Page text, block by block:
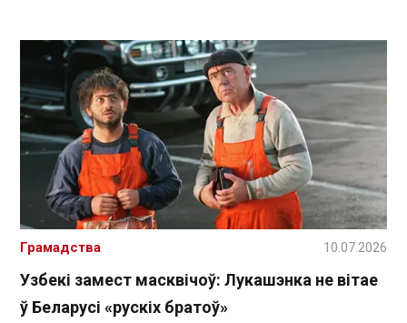
Узбекі замест масквічоў: Лукашэнка не вітае
ў Беларусі «рускіх братоў»
Грамадства 10.07.2026